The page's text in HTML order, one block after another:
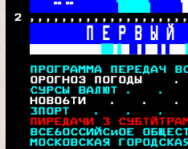

2
П Е Р В
ПРОГРАММА ПЕРЕДАЧ
0РОГНОЗ ПОГОДЫ
СУРСЫ ВАЛЮТ .
НОВО6ТИ   .   .
3ПОРТ   .   .   .
ПИРЕДАЧИ 3
ВСЕ6ОССИЙСиОЕ
МОСКОВСКАЯ